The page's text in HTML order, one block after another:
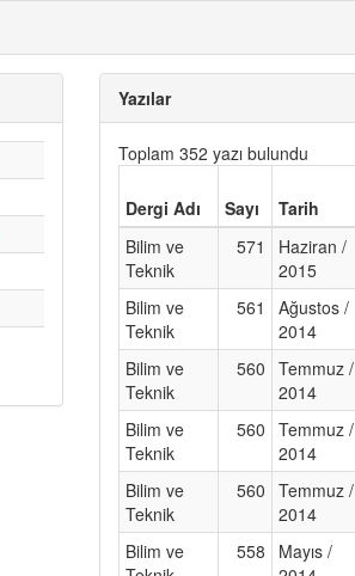
Yazılar
Toplam 352 yazı bulundu
Dergi Adı Sayı Tarih
Bilim ve
Teknik
571
Haziran /
2015
Bilim ve
Teknik
561
Ağustos /
2014
Bilim ve
Teknik
560
Temmuz /
2014
Bilim ve
Teknik
560
Temmuz /
2014
Bilim ve
Teknik
560
Temmuz /
2014
Bilim ve
558
Mayıs /